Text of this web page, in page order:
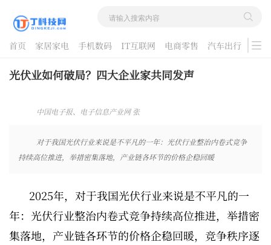
首页 家居家电 手机数码 IT互联网 电商零售 汽车出行
游戏
酷品评测
光伏业如何破局？四大企业家共同发声
中国电子报、电子信息产业网 张
对于我国光伏行业来说是不平凡的一年：光伏行业整治内卷式竞争
持续高位推进，举措密集落地，产业链各环节的价格企稳回暖
2025年，对于我国光伏行业来说是不平凡的一
年：光伏行业整治内卷式竞争持续高位推进，举措密
集落地，产业链各环节的价格企稳回暖，竞争秩序逐